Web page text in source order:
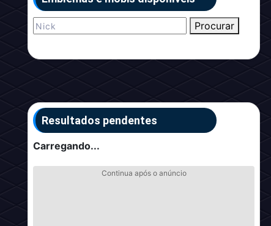
Procurar
Resultados pendentes
Carregando...